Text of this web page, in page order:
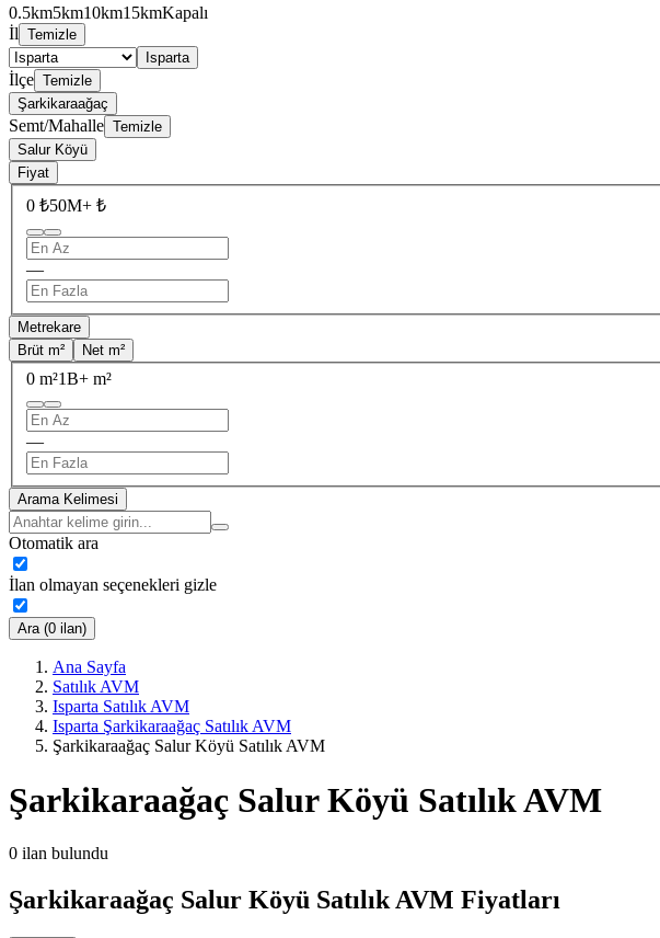
0.5km5km10km15kmKapalı
İl Temizle
Isparta
İlçe Temizle
Şarkikaraağaç
Semt/Mahalle Temizle
Salur Köyü
Fiyat
0 ₺50M+ ₺
—
Metrekare
Brüt m²
Net m²
0 m²1B+ m²
—
Arama Kelimesi
Otomatik ara
İlan olmayan seçenekleri gizle
Ara (0 ilan)
Ana Sayfa
Satılık AVM
Isparta Satılık AVM
Isparta Şarkikaraağaç Satılık AVM
Şarkikaraağaç Salur Köyü Satılık AVM
Şarkikaraağaç Salur Köyü Satılık AVM
0 ilan bulundu
Şarkikaraağaç Salur Köyü Satılık AVM Fiyatları